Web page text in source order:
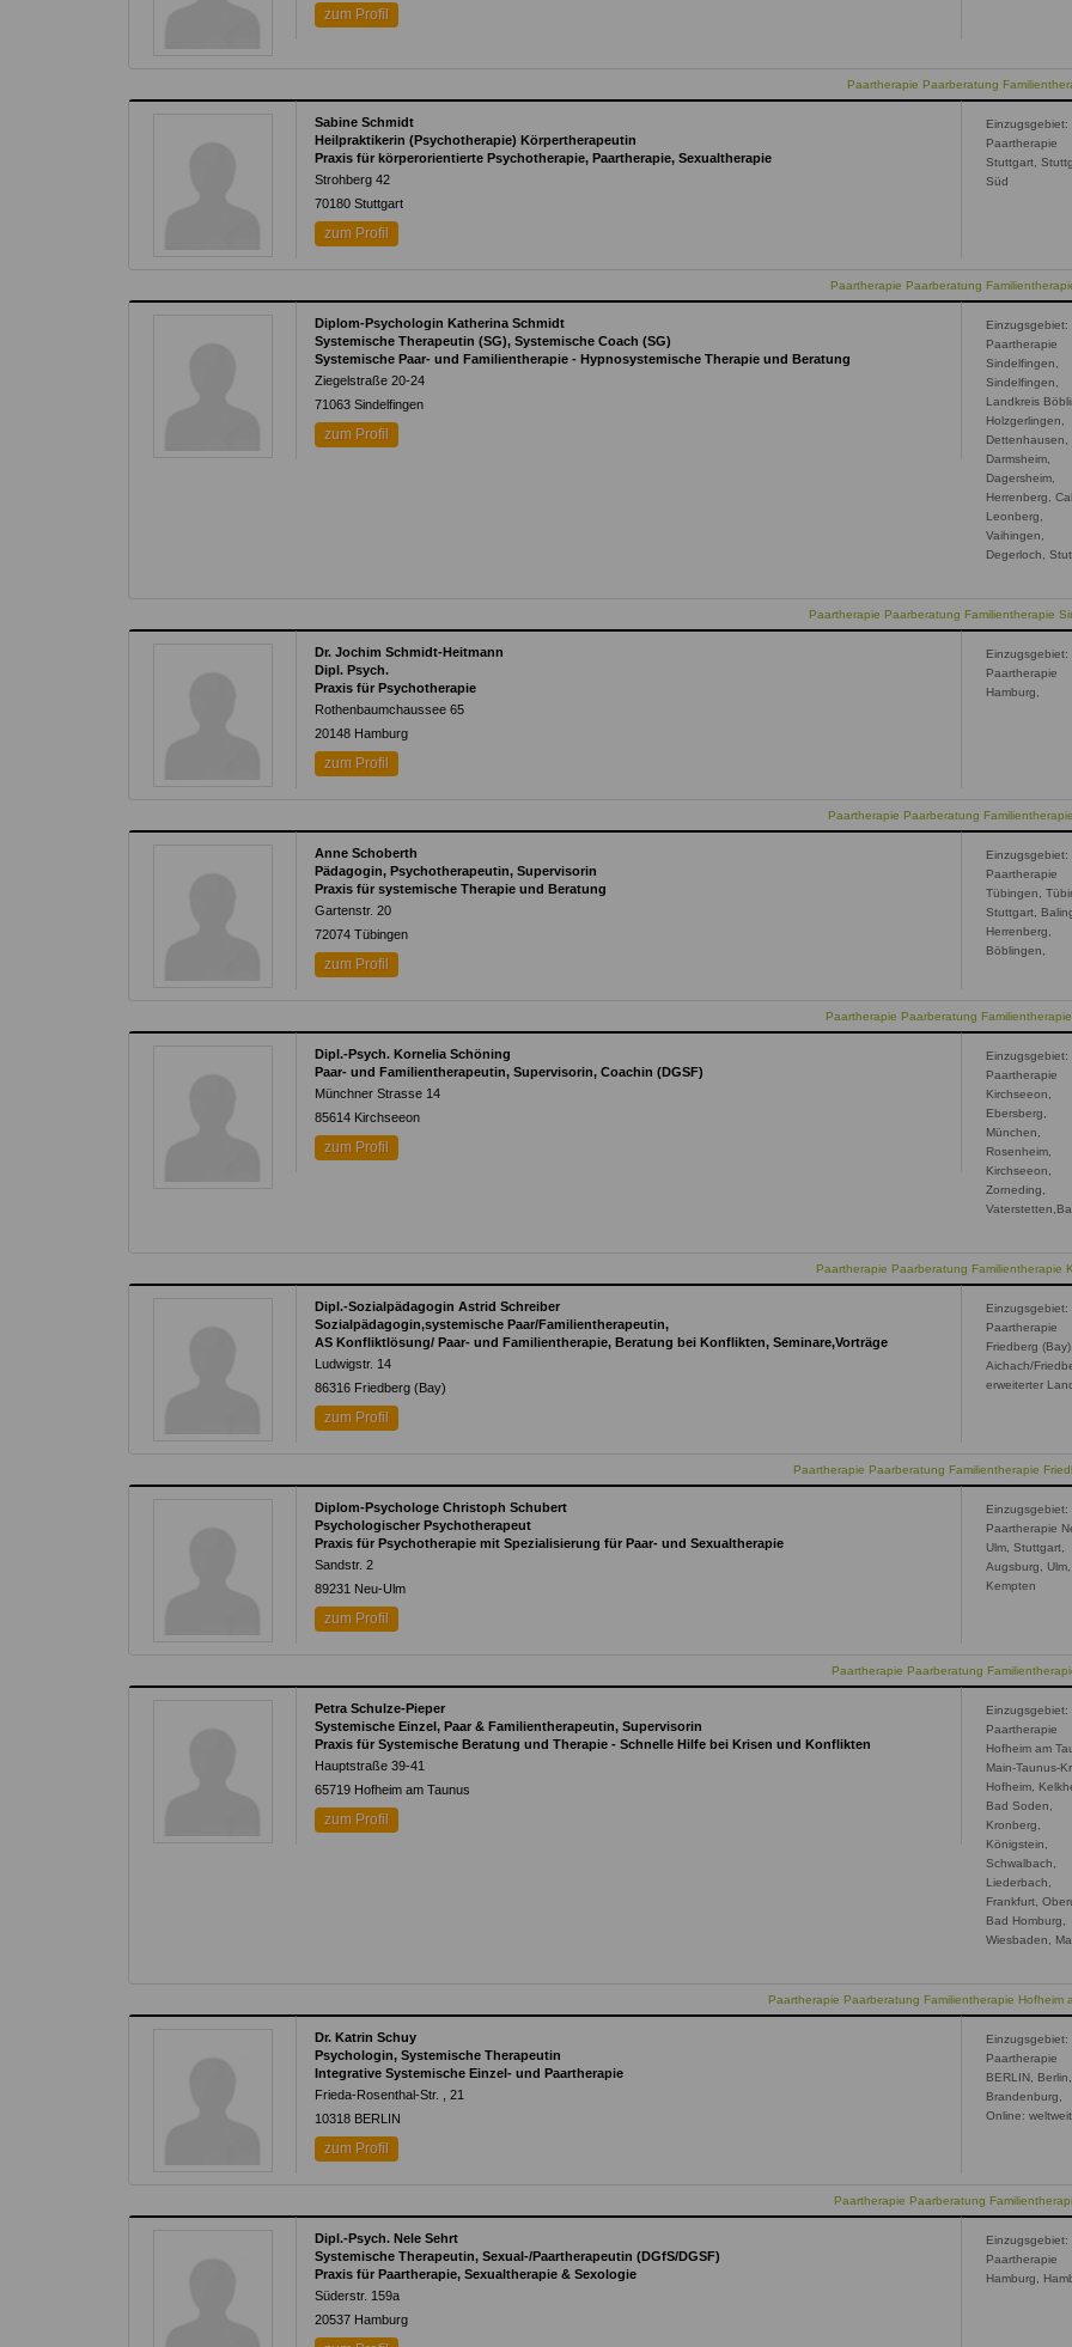
zum Profil
Paartherapie Paarberatung
Sabine Schmidt
Heilpraktikerin (Psychotherapie) Körpertherapeutin
Praxis für körperorientierte Psychotherapie, Paartherapie, Sexualtherapie
Strohberg 42
70180 Stuttgart
zum Profil
Einzugsgebiet:
Paartherapie
Stuttgart,
Süd
Paartherapie Paarberatung
Diplom-Psychologin Katherina Schmidt
Systemische Therapeutin (SG), Systemische Coach (SG)
Systemische Paar- und Familientherapie - Hypnosystemische Therapie und Beratung
Ziegelstraße 20-24
71063 Sindelfingen
zum Profil
Einzugsgebiet:
Paartherapie
Sindelfingen,
Sindelfingen,
Landkreis
Holzgerlingen,
Dettenhausen,
Darmsheim,
Dagersheim,
Herrenberg,
Leonberg,
Vaihingen,
Degerloch,
Paartherapie Paarberatung Familientherapie
Dr. Jochim Schmidt-Heitmann
Dipl. Psych.
Praxis für Psychotherapie
Rothenbaumchaussee 65
20148 Hamburg
zum Profil
Einzugsgebiet:
Paartherapie
Hamburg,
Paartherapie Paarberatung
Anne Schoberth
Pädagogin, Psychotherapeutin, Supervisorin
Praxis für systemische Therapie und Beratung
Gartenstr. 20
72074 Tübingen
zum Profil
Einzugsgebiet:
Paartherapie
Tübingen,
Stuttgart,
Herrenberg,
Böblingen,
Paartherapie Paarberatung
Dipl.-Psych. Kornelia Schöning
Paar- und Familientherapeutin, Supervisorin, Coachin (DGSF)
Münchner Strasse 14
85614 Kirchseeon
zum Profil
Einzugsgebiet:
Paartherapie
Kirchseeon,
Ebersberg,
München,
Rosenheim,
Kirchseeon,
Zorneding,
Paartherapie Paarberatung Familientherapie
Dipl.-Sozialpädagogin Astrid Schreiber
Sozialpädagogin,systemische Paar/Familientherapeutin,
AS Konfliktlösung/ Paar- und Familientherapie, Beratung bei Konflikten, Seminare,Vorträge
Ludwigstr. 14
86316 Friedberg (Bay)
zum Profil
Einzugsgebiet:
Paartherapie
Friedberg
Aichach/
erweiterter
Paartherapie Paarberatung Familientherapie
Diplom-Psychologe Christoph Schubert
Psychologischer Psychotherapeut
Praxis für Psychotherapie mit Spezialisierung für Paar- und Sexualtherapie
Sandstr. 2
89231 Neu-Ulm
zum Profil
Einzugsgebiet:
Paartherapie
Ulm, Stuttgart,
Augsburg, Ulm,
Kempten
Paartherapie Paarberatung
Petra Schulze-Pieper
Systemische Einzel, Paar & Familientherapeutin, Supervisorin
Praxis für Systemische Beratung und Therapie - Schnelle Hilfe bei Krisen und Konflikten
Hauptstraße 39-41
65719 Hofheim am Taunus
zum Profil
Einzugsgebiet:
Paartherapie
Hofheim am
Main-Taunus-
Hofheim,
Bad Soden,
Kronberg,
Königstein,
Schwalbach,
Liederbach,
Frankfurt,
Bad Homburg,
Wiesbaden,
Paartherapie Paarberatung Familientherapie Hofheim
Dr. Katrin Schuy
Psychologin, Systemische Therapeutin
Integrative Systemische Einzel- und Paartherapie
Frieda-Rosenthal-Str. , 21
10318 BERLIN
zum Profil
Einzugsgebiet:
Paartherapie
BERLIN, Berlin,
Brandenburg,
Online: weltweit
Paartherapie Paarberatung
Dipl.-Psych. Nele Sehrt
Systemische Therapeutin, Sexual-/Paartherapeutin (DGfS/DGSF)
Praxis für Paartherapie, Sexualtherapie & Sexologie
Süderstr. 159a
20537 Hamburg
Einzugsgebiet:
Paartherapie
Hamburg,